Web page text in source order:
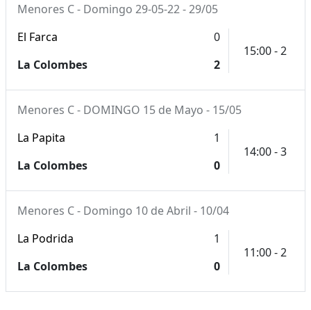
Menores C - Domingo 29-05-22 - 29/05
El Farca
0
La Colombes
2
15:00 - 2
Menores C - DOMINGO 15 de Mayo - 15/05
La Papita
1
La Colombes
0
14:00 - 3
Menores C - Domingo 10 de Abril - 10/04
La Podrida
1
La Colombes
0
11:00 - 2